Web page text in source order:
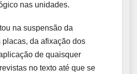
nas unidades.
na suspensão da
placas, da afixação dos
de quaisquer
no texto até que se